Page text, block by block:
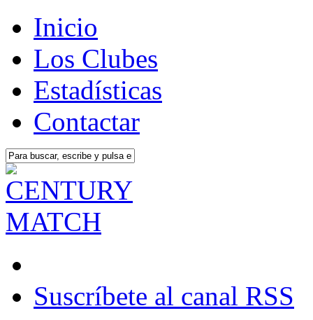
Inicio
Los Clubes
Estadísticas
Contactar
Suscríbete al canal RSS